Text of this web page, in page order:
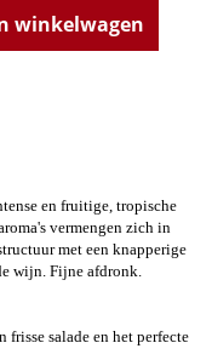
en fruitige, tropische
vermengen zich in
met een knapperige
wijn. Fijne afdronk.
frisse salade en het perfecte